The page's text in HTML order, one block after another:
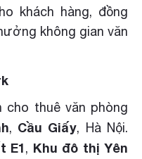
khách hàng, đồng
không gian văn
cho thuê văn phòng
, Cầu Giấy, Hà Nội.
E1, Khu đô thị Yên